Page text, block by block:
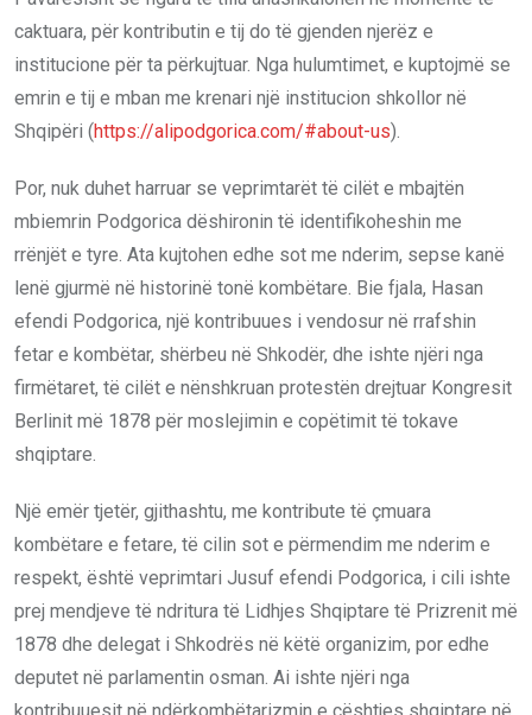
caktuara, për kontributin e tij do të gjenden njerëz e
institucione për ta përkujtuar. Nga hulumtimet, e kuptojmë se
emrin e tij e mban me krenari një institucion shkollor në
Shqipëri (https://alipodgorica.com/#about-us).
Por, nuk duhet harruar se veprimtarët të cilët e mbajtën
mbiemrin Podgorica dëshironin të identifikoheshin me
rrënjët e tyre. Ata kujtohen edhe sot me nderim, sepse kanë
lenë gjurmë në historinë tonë kombëtare. Bie fjala, Hasan
efendi Podgorica, një kontribuues i vendosur në rrafshin
fetar e kombëtar, shërbeu në Shkodër, dhe ishte njëri nga
firmëtaret, të cilët e nënshkruan protestën drejtuar Kongresit
Berlinit më 1878 për moslejimin e copëtimit të tokave
shqiptare.
Një emër tjetër, gjithashtu, me kontribute të çmuara
kombëtare e fetare, të cilin sot e përmendim me nderim e
respekt, është veprimtari Jusuf efendi Podgorica, i cili ishte
prej mendjeve të ndritura të Lidhjes Shqiptare të Prizrenit më
1878 dhe delegat i Shkodrës në këtë organizim, por edhe
deputet në parlamentin osman. Ai ishte njëri nga